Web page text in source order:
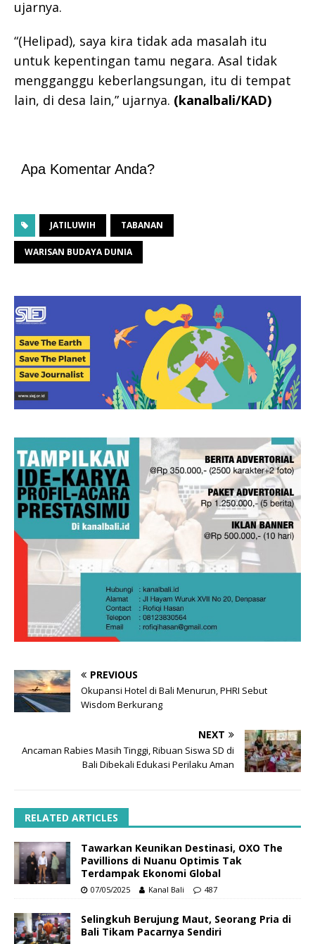
ujarnya.
“(Helipad), saya kira tidak ada masalah itu
untuk kepentingan tamu negara. Asal tidak
mengganggu keberlangsungan, itu di tempat
lain, di desa lain,” ujarnya. (kanalbali/KAD)
Apa Komentar Anda?
JATILUWIH TABANAN
WARISAN BUDAYA DUNIA
PREVIOUS
Okupansi Hotel di Bali Menurun, PHRI Sebut
Wisdom Berkurang
NEXT
Ancaman Rabies Masih Tinggi, Ribuan Siswa SD di
Bali Dibekali Edukasi Perilaku Aman
RELATED ARTICLES
Tawarkan Keunikan Destinasi, OXO The
Pavillions di Nuanu Optimis Tak
Terdampak Ekonomi Global
07/05/2025 Kanal Bali 487
Selingkuh Berujung Maut, Seorang Pria di
Bali Tikam Pacarnya Sendiri